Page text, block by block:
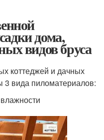
дома,
видов бруса
коттеджей и дачных
3 вида пиломатериалов: